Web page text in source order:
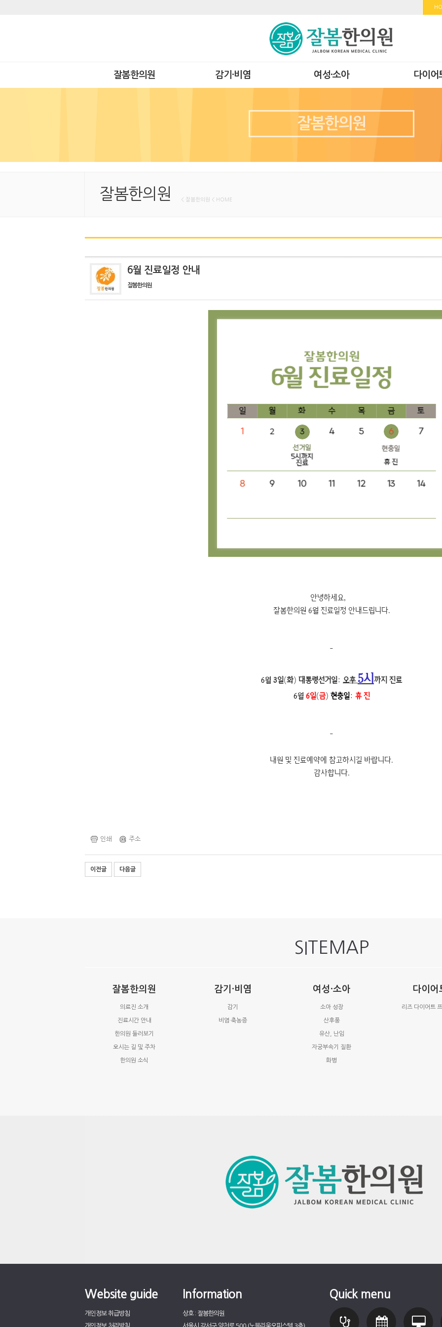
잘봄한의원 감기·비염 여성·소아 다이어
잘봄한의원
잘봄한의원 < 잘봄한의원 < HOME
6월 진료일정 안내
잘봄한의원
안녕하세요,
잘봄한의원 6월 진료일정 안내드립니다.
-
6월 3일(화) 대통령선거일: 오후 5시 까지 진료
6월 6일(금) 현충일: 휴 진
-
내원 및 진료예약에 참고하시길 바랍니다.
감사합니다.
인쇄 주소
이전글 다음글
SITEMAP
잘봄한의원
의료진 소개
진료시간 안내
한의원 둘러보기
오시는 길 및 주차
한의원 소식
감기·비염
감기
비염·축농증
여성·소아
소아 성장
산후풍
유산, 난임
자궁부속기 질환
화병
다이어
리즈 다이어트
Website guide
개인정보 취급방침
Information
상호 : 잘봄한의원
Quick menu